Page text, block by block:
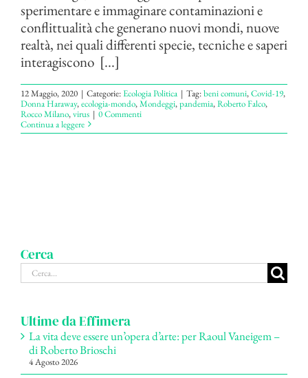
sperimentare e immaginare contaminazioni e
conflittualità che generano nuovi mondi, nuove
realtà, nei quali differenti specie, tecniche e saperi
interagiscono [...]
12 Maggio, 2020 | Categorie:Ecologia Politica | Tag:beni comuni,Covid-19,
Donna Haraway,ecologia-mondo,Mondeggi,pandemia,Roberto Falco,
Rocco Milano,virus | 0 Commenti
Continua a leggere
Cerca
Cerca
per:
Ultime da Effimera
La vita deve essere un’opera d’arte: per Raoul Vaneigem –
di Roberto Brioschi
4 Agosto 2026